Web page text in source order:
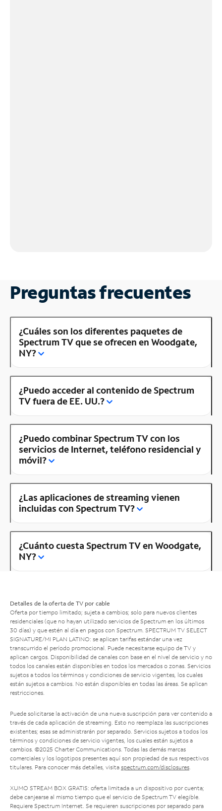
Preguntas frecuentes
¿Cuáles son los diferentes paquetes de
Spectrum TV que se ofrecen en Woodgate,
NY?
¿Puedo acceder al contenido de Spectrum
TV fuera de EE. UU.?
¿Puedo combinar Spectrum TV con los
servicios de Internet, teléfono residencial y
móvil?
¿Las aplicaciones de streaming vienen
incluidas con Spectrum TV?
¿Cuánto cuesta Spectrum TV en Woodgate,
NY?
Detalles de la oferta de TV por cable
Oferta por tiempo limitado; sujeta a cambios; solo para nuevos clientes
residenciales (que no hayan utilizado servicios de Spectrum en los últimos
30 días) y que estén al día en pagos con Spectrum. SPECTRUM TV SELECT
SIGNATURE/MI PLAN LATINO: se aplican tarifas estándar una vez
transcurrido el período promocional. Puede necesitarse equipo de TV y
aplican cargos. Disponibilidad de canales con base en el nivel de servicio y no
todos los canales están disponibles en todos los mercados o zonas. Servicios
sujetos a todos los términos y condiciones de servicio vigentes, los cuales
están sujetos a cambios. No están disponibles en todas las áreas. Se aplican
restricciones.
Puede solicitarse la activación de una nueva suscripción para ver contenido a
través de cada aplicación de streaming. Esto no reemplaza las suscripciones
existentes; esas se administrarán por separado. Servicios sujetos a todos los
términos y condiciones de servicio vigentes, los cuales están sujetos a
cambios. ©2025 Charter Communications. Todas las demás marcas
comerciales y los logotipos presentes aquí son propiedad de sus respectivos
titulares. Para conocer más detalles, visita spectrum.com/disclosures.
XUMO STREAM BOX GRATIS: oferta limitada a un dispositivo por cuenta;
debe canjearse al mismo tiempo que el servicio de Spectrum TV elegible.
Requiere Spectrum Internet. Se requieren suscripciones por separado para